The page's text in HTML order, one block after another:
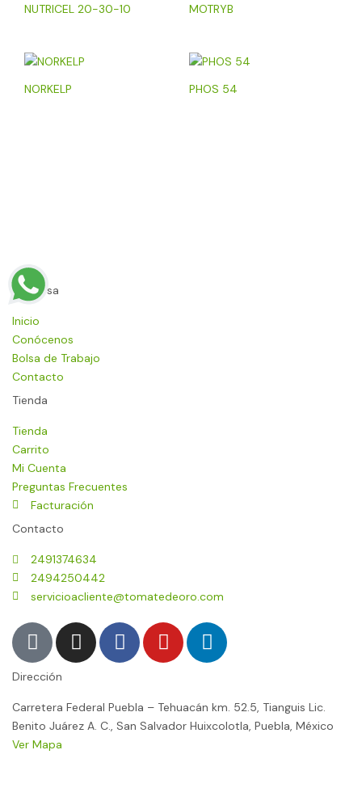
NUTRICEL 20-30-10 MOTRYB
NORKELP PHOS 54
Empresa
Inicio
Conócenos
Bolsa de Trabajo
Contacto
Tienda
Tienda
Carrito
Mi Cuenta
Preguntas Frecuentes
Facturación
Contacto
2491374634
2494250442
servicioacliente@tomatedeoro.com
T
i
k
o
k
I
n
s
a
g
F
a
c
b
o
Y
o
u
u
b
L
i
n
e
d
Dirección
Carretera Federal Puebla – Tehuacán km. 52.5, Tianguis Lic.
Benito Juárez A. C., San Salvador Huixcolotla, Puebla, México
Ver Mapa